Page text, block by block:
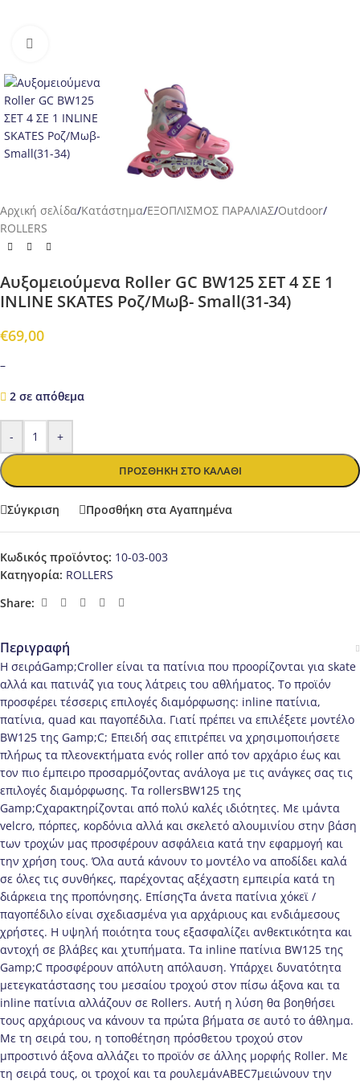
Αρχική σελίδα/Κατάστημα/ΕΞΟΠΛΙΣΜΟΣ ΠΑΡΑΛΙΑΣ/Outdoor/
ROLLERS
Αυξομειούμενα Roller GC BW125 ΣΕΤ 4 ΣΕ 1
INLINE SKATES Ροζ/Μωβ- Small(31-34)
€69,00
–
2 σε απόθεμα
- +
ΠΡΟΣΘΉΚΗ ΣΤΟ ΚΑΛΆΘΙ
Σύγκριση Προσθήκη στα Αγαπημένα
Κωδικός προϊόντος: 10-03-003
Κατηγορία: ROLLERS
Share:
Περιγραφή
Η σειράGamp;Croller είναι τα πατίνια που προορίζονται για skate
αλλά και πατινάζ για τους λάτρεις του αθλήματος. Το προϊόν
προσφέρει τέσσερις επιλογές διαμόρφωσης: inline πατίνια,
πατίνια, quad και παγοπέδιλα. Γιατί πρέπει να επιλέξετε μοντέλο
BW125 της Gamp;C; Επειδή σας επιτρέπει να χρησιμοποιήσετε
πλήρως τα πλεονεκτήματα ενός roller από τον αρχάριο έως και
τον πιο έμπειρο προσαρμόζοντας ανάλογα με τις ανάγκες σας τις
επιλογές διαμόρφωσης. Τα rollersBW125 της
Gamp;Cχαρακτηρίζονται από πολύ καλές ιδιότητες. Με ιμάντα
velcro, πόρπες, κορδόνια αλλά και σκελετό αλουμινίου στην βάση
των τροχών μας προσφέρουν ασφάλεια κατά την εφαρμογή και
την χρήση τους. Όλα αυτά κάνουν το μοντέλο να αποδίδει καλά
σε όλες τις συνθήκες, παρέχοντας αξέχαστη εμπειρία κατά τη
διάρκεια της προπόνησης. ΕπίσηςΤα άνετα πατίνια χόκεϊ /
παγοπέδιλο είναι σχεδιασμένα για αρχάριους και ενδιάμεσους
χρήστες. Η υψηλή ποιότητα τους εξασφαλίζει ανθεκτικότητα και
αντοχή σε βλάβες και χτυπήματα. Τα inline πατίνια BW125 της
Gamp;C προσφέρουν απόλυτη απόλαυση. Υπάρχει δυνατότητα
μετεγκατάστασης του μεσαίου τροχού στον πίσω άξονα και τα
inline πατίνια αλλάζουν σε Rollers. Αυτή η λύση θα βοηθήσει
τους αρχάριους να κάνουν τα πρώτα βήματα σε αυτό το άθλημα.
Με τη σειρά του, η τοποθέτηση πρόσθετου τροχού στον
μπροστινό άξονα αλλάζει το προϊόν σε άλλης μορφής Roller. Με
τη σειρά τους, οι τροχοί και τα ρουλεμάνABEC7μειώνουν την